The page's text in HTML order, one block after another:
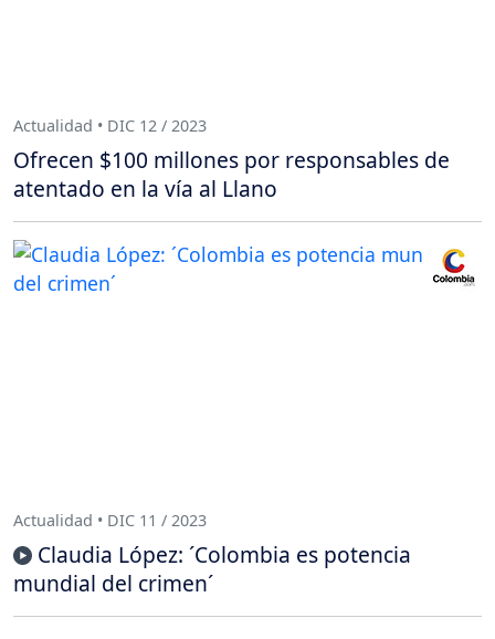
Actualidad • DIC 12 / 2023
Ofrecen $100 millones por responsables de
atentado en la vía al Llano
Actualidad • DIC 11 / 2023
Claudia López: ´Colombia es potencia
mundial del crimen´